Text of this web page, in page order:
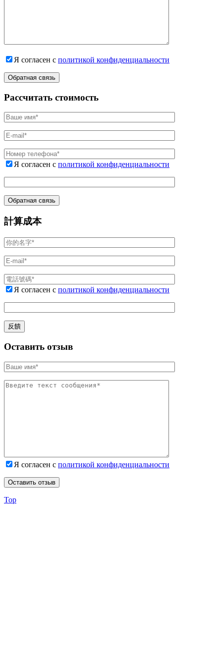
Я согласен с политикой конфиденциальности
Рассчитать стоимость
Я согласен с политикой конфиденциальности
計算成本
Я согласен с политикой конфиденциальности
Оставить отзыв
Я согласен с политикой конфиденциальности
Top